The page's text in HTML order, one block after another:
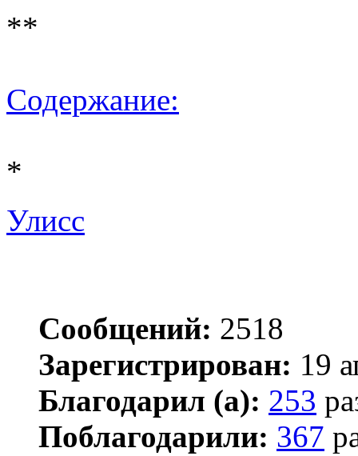
**
Содержание:
*
Улисс
Сообщений: 2518
Зарегистрирован: 19
Благодарил (а): 253
Поблагодарили: 367